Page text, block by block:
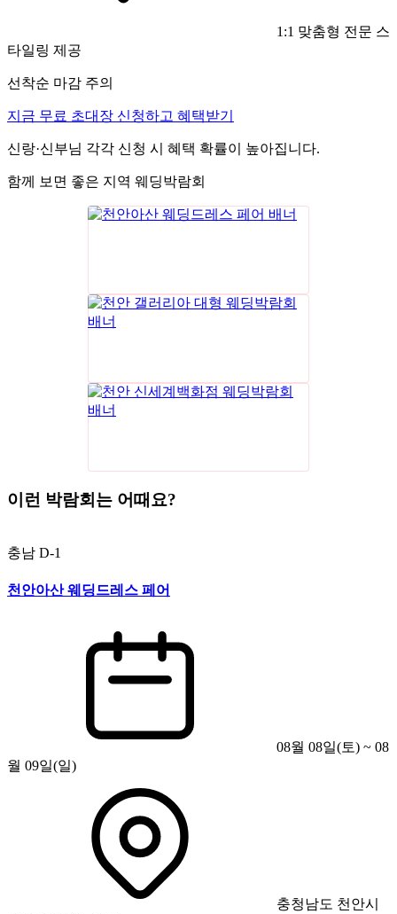
1:1 맞춤형 전문 스
타일링 제공
선착순 마감 주의
지금 무료 초대장 신청하고 혜택받기
신랑·신부님 각각 신청 시 혜택 확률이 높아집니다.
함께 보면 좋은 지역 웨딩박람회
이런 박람회는 어때요?
충남 D-1
천안아산 웨딩드레스 페어
08월 08일(토) ~ 08
월 09일(일)
충청남도 천안시